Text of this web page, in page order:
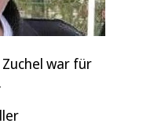
war für